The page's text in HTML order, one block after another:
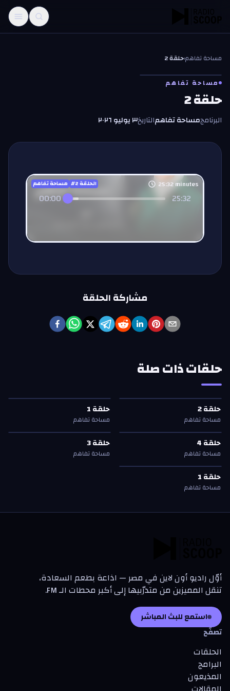
مساحة تفاهم‹حلقة 2
مساحة تفاهم
حلقة 2
البرنامجمساحة تفاهمالتاريخ٣ يوليو ٢٠٢٦
مساحة تفاهم #الحلقة2 25:32minutes
00:00 25:32
مشاركة الحلقة
حلقات ذات صلة
حلقة2
—مساحة تفاهم حلقة 2 حلقة2
مساحة تفاهم
حلقة1
—مساحة تفاهم حلقة 1 حلقة1
مساحة تفاهم
حلقة4
—مساحة تفاهم حلقة 4 حلقة4
مساحة تفاهم
حلقة3
—مساحة تفاهم حلقة 3 حلقة3
مساحة تفاهم
حلقة1
—مساحة تفاهم حلقة 1 حلقة1
مساحة تفاهم
أوّل راديو أون لاين في مصر — اذاعة بطعم السعادة،
تنقل المميزين من متدرّبيها إلى أكبر محطات الـ FM.
استمع للبث المباشر
تصفّح
الحلقات
البرامج
المذيعون